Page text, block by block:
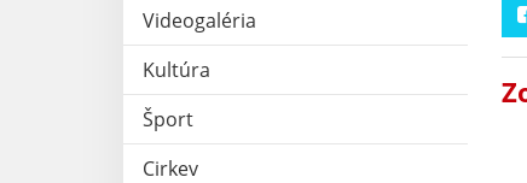
Videogaléria
Kultúra
Šport
Cirkev